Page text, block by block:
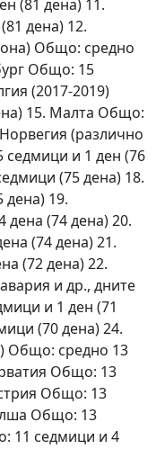
(81 дена) 11.
дена) 12.
Общо: средно
Общо: 15
(2017-2019)
15. Малта Общо:
(различно
седмици и 1 ден (76
(75 дена) 18.
19.
(74 дена) 20.
(74 дена) 21.
(72 дена) 22.
и др., дните
и 1 ден (71
(70 дена) 24.
Общо: средно 13
Общо: 13
Общо: 13
Общо: 13
11 седмици и 4